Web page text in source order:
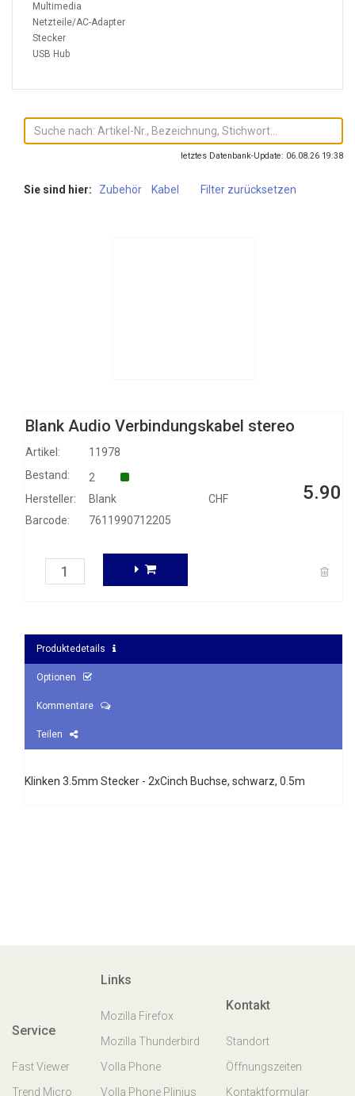
Multimedia
Netzteile/AC-Adapter
Stecker
USB Hub
letztes Datenbank-Update: 06.08.26 19:38
Sie sind hier: Zubehör Kabel Filter zurücksetzen
Blank Audio Verbindungskabel stereo
Artikel: 11978
CHF 5.90
Bestand:
2
Hersteller:
Blank
Barcode:
7611990712205
Produktedetails
Optionen
Kommentare
Teilen
Klinken 3.5mm Stecker - 2xCinch Buchse, schwarz, 0.5m
Service
Fast Viewer
Trend Micro
Links
Mozilla Firefox
Mozilla Thunderbird
Volla Phone
Volla Phone Plinius
Kontakt
Standort
Öffnungszeiten
Kontaktformular